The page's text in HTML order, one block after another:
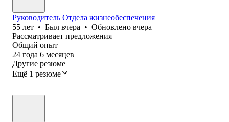
Руководитель Отдела жизнеобеспечения
55 лет • Был вчера • Обновлено вчера
Рассматривает предложения
Общий опыт
24 года 6 месяцев
Другие резюме
Ещё 1 резюме